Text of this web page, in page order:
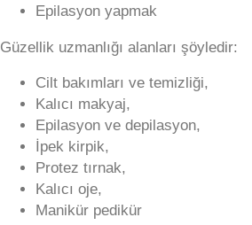
Epilasyon yapmak
Güzellik uzmanlığı alanları şöyledir:
Cilt bakımları ve temizliği,
Kalıcı makyaj,
Epilasyon ve depilasyon,
İpek kirpik,
Protez tırnak,
Kalıcı oje,
Manikür pedikür